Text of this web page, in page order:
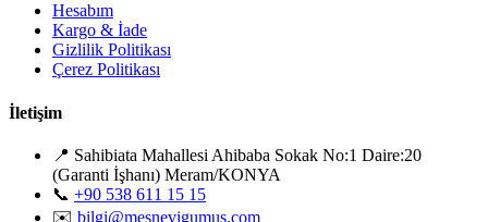
Hesabım
Kargo & İade
Gizlilik Politikası
Çerez Politikası
İletişim
📍 Sahibiata Mahallesi Ahibaba Sokak No:1 Daire:20
(Garanti İşhanı) Meram/KONYA
📞 +90 538 611 15 15
✉️ bilgi@mesnevigumus.com